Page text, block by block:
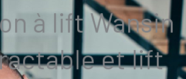
à lift Wansin
et lift